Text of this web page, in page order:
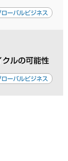
ローバルビジネス
ルの可能性
ローバルビジネス